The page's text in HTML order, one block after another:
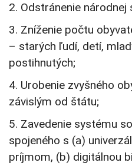
2. Odstránenie
3. Zníženie počtu
– starých ľudí, detí,
postihnutých;
4. Urobenie zvyšného
závislým od štátu;
5. Zavedenie systému
spojeného s (a)
príjmom, (b) digitálnou